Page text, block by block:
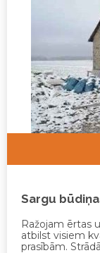
Sargu
Ražojam ērtas
atbilst visiem
prasībām.